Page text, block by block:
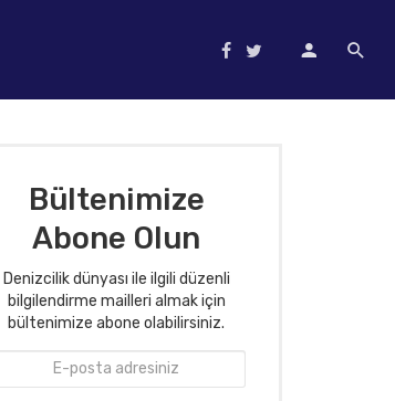
Bültenimize
Abone Olun
Denizcilik dünyası ile ilgili düzenli
bilgilendirme mailleri almak için
bültenimize abone olabilirsiniz.